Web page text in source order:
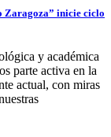
Zaragoza” inicie ciclo
y académica
parte activa en la
actual, con miras